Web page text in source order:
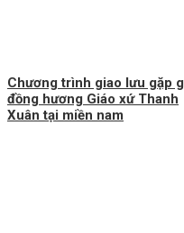
Chương trình giao lưu gặp
đồng hương Giáo xứ Thanh
Xuân tại miền nam